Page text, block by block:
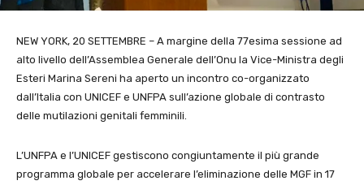
NEW YORK, 20 SETTEMBRE – A margine della 77esima sessione ad
alto livello dell’Assemblea Generale dell’Onu la Vice-Ministra degli
Esteri Marina Sereni ha aperto un incontro co-organizzato
dall’Italia con UNICEF e UNFPA sull’azione globale di contrasto
delle mutilazioni genitali femminili.
L’UNFPA e l’UNICEF gestiscono congiuntamente il più grande
programma globale per accelerare l’eliminazione delle MGF in 17